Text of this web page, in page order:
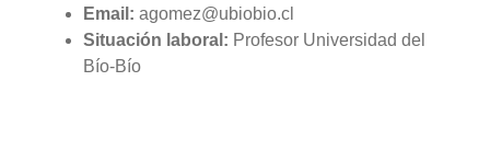
Email: agomez@ubiobio.cl
Situación laboral: Profesor Universidad del
Bío-Bío